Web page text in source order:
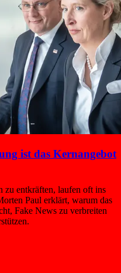
ist das Kernangebot
zu entkräften, laufen oft ins
Paul erklärt, warum das
Fake News zu verbreiten